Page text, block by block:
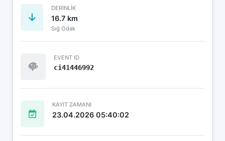
DERINLIK
16.7 km
Sığ Odak
EVENT ID
ci41446992
KAYIT ZAMANI
23.04.2026 05:40:02